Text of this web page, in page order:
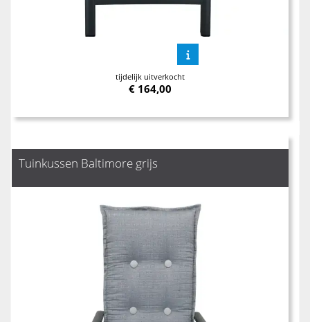
tijdelijk uitverkocht
€ 164,00
Tuinkussen Baltimore grijs